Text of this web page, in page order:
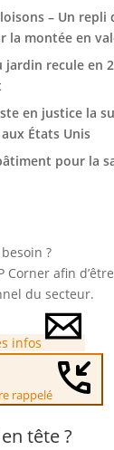
– Un repli
la montée en
jardin recule en
en justice la
États Unis
pour la
?
Corner afin
du secteur.
infos
rappelé
tête ?